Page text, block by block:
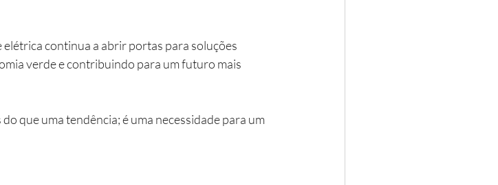
continua a abrir portas para soluções
verde e contribuindo para um futuro mais
que uma tendência; é uma necessidade para um